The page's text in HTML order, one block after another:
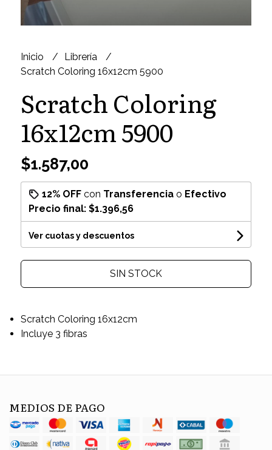
Inicio
Librería
Scratch Coloring 16x12cm 5900
Scratch Coloring
16x12cm 5900
$1.587,00
12% OFFcon Transferenciao Efectivo
Precio final: $1.396,56
Ver cuotas y descuentos
SIN STOCK
Scratch Coloring 16x12cm
Incluye 3 fibras
MEDIOS DE PAGO